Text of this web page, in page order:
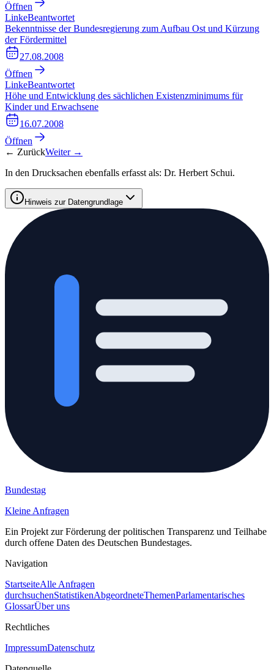
Öffnen
LinkeBeantwortet
Bekenntnisse der Bundesregierung zum Aufbau Ost und Kürzung
der Fördermittel
27.08.2008
Öffnen
LinkeBeantwortet
Höhe und Entwicklung des sächlichen Existenzminimums für
Kinder und Erwachsene
16.07.2008
Öffnen
← ZurückWeiter →
In den Drucksachen ebenfalls erfasst als: Dr. Herbert Schui.
Hinweis zur Datengrundlage
Bundestag
Kleine Anfragen
Ein Projekt zur Förderung der politischen Transparenz und Teilhabe
durch offene Daten des Deutschen Bundestages.
Navigation
StartseiteAlle Anfragen
durchsuchenStatistikenAbgeordneteThemenParlamentarisches
GlossarÜber uns
Rechtliches
ImpressumDatenschutz